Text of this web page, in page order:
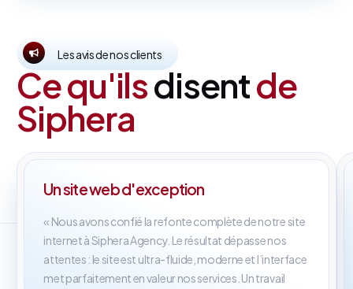
Les avis de nos clients
Ce qu'ilsdisentde
Siphera
Un site web d'exception
« Nous avons confié la refonte complète de notre site
internet à Siphera Agency. Le résultat dépasse nos
attentes : le site est ultra-fluide, moderne et l’interface
met parfaitement en valeur nos services. Un travail